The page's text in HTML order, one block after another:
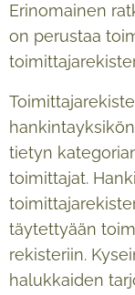
Erinomainen
on perustaa
tietyn
toimittajat.
täytettyään
rekisteriin.
halukkaiden